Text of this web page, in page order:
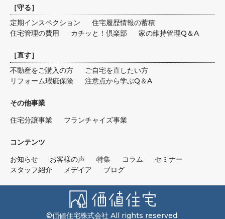
［守る］
定期インスペクション
住宅履歴情報の蓄積
住宅管理の費用
カチッと！倶楽部 家の維持管理Q＆A
［直す］
不動産をご購入の方
ご自宅を直したい方
リフォーム瑕疵保険
注意点から学ぶQ＆A
その他事業
住宅分譲事業
フランチャイズ事業
コンテンツ
お知らせ
お客様の声 特集 コラム
セミナー
スタッフ紹介
メデイア ブログ
©価値住宅株式会社 All rights reserved.